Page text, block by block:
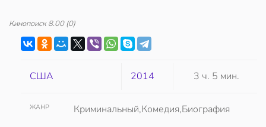
Кинопоиск 8.00(0)
США 2014 3 ч. 5 мин.
ЖАНР Криминальный,Комедия,Биография